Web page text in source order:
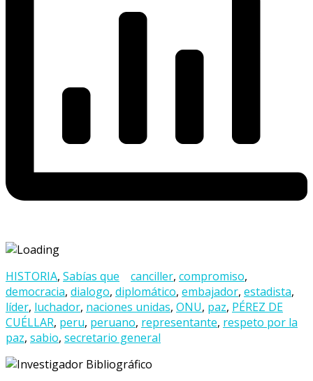
HISTORIA, Sabías que canciller, compromiso,
democracia, dialogo, diplomático, embajador, estadista,
líder, luchador, naciones unidas, ONU, paz, PÉREZ DE
CUÉLLAR, peru, peruano, representante, respeto por la
paz, sabio, secretario general